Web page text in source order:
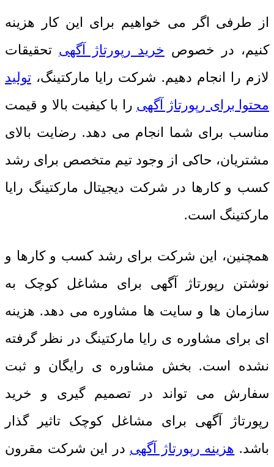
از طرفی اگر می خواهیم برای این کار هزینه
کنیم، در خصوص خرید رپورتاژ آگهی تحقیقات
لازم را انجام دهیم. شرکت رایا مارکتینگ، تولید
محتوا برای رپورتاژ آگهی را با کیفیت بالا و قیمت
مناسب برای شما انجام می دهد. رضایت بالای
مشتریان، حاکی از وجود تیم متخصص برای رشد
کسب و کارها در شرکت دیجیتال مارکتینگ رایا
مارکتینگ است.
همچنین، این شرکت برای رشد کسب و کارها و
نوشتن رپورتاژ آگهی برای مشاغل کوچک به
سازمان ها و سایت ها مشاوره می دهد. هزینه
ای برای مشاوره ی رایا مارکتینگ در نظر گرفته
نشده است. بخش مشاوره ی رایگان و ثبت
سفارش می تواند در تصمیم گیری و خرید
رپورتاژ آگهی برای مشاغل کوچک تاثیر گذار
باشد. هزینه رپورتاژ آگهی در این شرکت مقرون